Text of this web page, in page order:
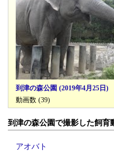
到津の森公園 (2019年4月25日)
動画数 (39)
到津の森公園で撮影した飼育
アオバト